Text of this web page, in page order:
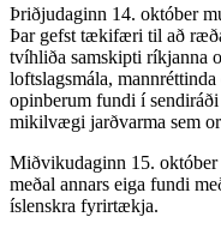
Þriðjudaginn 14. október
Þar gefst tækifæri til að
tvíhliða samskipti ríkjanna
loftslagsmála,
opinberum fundi í
mikilvægi jarðvarma sem orkugjafa og samstarf Íslands og Kína.​​​​‌
Miðvikudaginn 15. október
meðal annars eiga fundi
íslenskra fyrirtækja.​​​​‌ ‍ ​‍​‍‌‍ ‌ ​‍‌‍‍‌‌‍‌ ‌‍‍‌‌‍ ‍​‍​‍​ ‍‍​‍​‍‌ ​ ‌‍​‌‌‍ ‍‌‍‍‌‌ ‌​‌ ‍‌​‍ ‍‌‍‍‌‌‍ ​‍​‍​‍ ​​‍​‍‌‍‍​‌ ​‍‌‍‌‌‌‍‌‍​‍​‍​ ‍‍​‍​‍‌‍‍​‌ ‌​‌ ‌​‌ ​​‌ ​ ​‍ ​‍ ‌‍‌‍‌‍ ‌ ​‍‌ ​ ‌‍‌‌‌ ‌​‌‍‍‌​‍ ‌‌‍‍‌‌ ​ ‌‍ ​‌‍​‌‌‍ ‍‌‍‌​‌ ​ ​‍ ‍‌ ‌‍‌‍‌‌‌ ​‍‌‍​ ‌‍‌‌‌‍ ​​‍ ‍‌‍​‌‌ ​​‌ ​​​‍ ‌ ​ ‌ ‌​‌ ‌‌‌‍‌​‌‍‍‌‌‍ ​‍ ‌‍‍‌‌‍ ‍‌ ‌​‌‍‌‌‌‍ ‍‌ ‌​​‍ ‌‍‌‌‌‍‌​‌‍‍‌‌ ‌​​‍ ‌‍ ‌‌‍ ‌‍‌​‌‍‌‌​ ‌‌ ​​‌ ​‍‌‍‌‌‌ ​ ‌‍‌‌‌‍ ‍‌ ‌​‌‍​‌‌ ‌​‌‍‍‌‌‍ ‌‍ ‍​ ‍ ‌‍‍‌‌‍‌​​ ‌​ ‌​​ ​​‌‍‌ ‌​‌‍‌​‍‍‌​‍‌‌​‌​‌ ​ ‌‍​ ‌‍ ‍‌‍‌‍‌‌‍‌‌​‌‌‌​‌‍‌‌‌​‌​‍‍‌‌​‌‌‌‌‌‌​‍‌​ ‌ ‌​‌‌‌​​‌​ ‍ ‌ ‌​‌ ‍‌‌ ​​‌‍‌‌​ ‌‌‍ ‍‌‍‌‌‌ ‌ ‌ ​ ​ ‍ ‌ ​​‌‍​‌‌ ‌​‌‍‍​​ ‌‌ ​​‌‍​‌‌‍‌ ‌‍‌‌‌​​‍‌ ‌‌‌‍‍‌‌‍ ​‌‍‌​‌‍‌‌‌ ​‍​‍‌‌​ ‌‌‌​​‍‌‌ ‌‍‍ ‌‍‌‌‌ ‍‌​‍‌‌​ ​ ‌​‌​​‍‌‌​ ​ ‌​‌​​‍‌‌​ ​‍​ ​‍‌ ​‍‌‍‍‌‌‍​ ‌‍‍​‌ ‌​‌‍‌‌‌ ‍​‌ ‌​​‍ ‌‌ ‌​‌ ​‍‌‍‍‍​ ​ ‌‍‍ ‌‍ ‌‍‍​‌‍‌‌​ ‌‍​‍‌‌​ ​‍​ ​‍​‍‌‌​ ‌‌‌​‌​​‍ ‍‌‍​ ‌‍ ‌‍ ‍‌ ‌​‌‍‌‌‌‍ ‍‌ ‌​​‍‌‌​ ‌‌‌​​‍‌‌ ‌‍‍ ‌‍‌‌‌ ‍‌​‍‌‌​ ​ ‌​‌​​‍‌‌​ ​ ‌​‌​​‍‌‌​ ​‍​ ​‍‌‍‌‌​ ​‍‌‍‌‌‌‍‌‍​ ‌​​ ‌​‌‍​‍​ ​​‌‍‌​​ ‌ ​ ​ ​ ‌​​‍‌‌​ ​‍​ ​‍​‍‌‌​ ‌‌‌​‌​​‍ ‍‌‍​ ‌‍‍​‌‍‍‌‌‍ ​‌‍‌​‌ ​‍‌‍‌‌‌‍ ‍​‍‌‌​ ‌‌‌​​‍‌‌ ‌‍‍ ‌‍‌‌‌ ‍‌​‍‌‌​ ​ ‌​‌​​‍‌‌​ ​ ‌​‌​​‍‌‌​ ​‍​ ​‍​ ​‍​ ‍‌​ ‍‌​ ‌ ​ ​​​ ‌‍‌‍​ ‌‍​ ​ ​‍​ ‌‍‌‍​ ​ ‍‌​‍‌‌​ ​‍​ ​‍​‍‌‌​ ‌‌‌​‌​​‍ ‍‌ ‌​‌‍‌‌‌ ‍​‌ ‌​​ ‌‍​‍‌‍​‌‌ ​ ‌‍‌‌‌‌‌‌‌ ​‍‌‍ ​​ ‌‌‍‍​‌ ‌​‌ ‌​‌ ​​‌ ​ ​‍‌‌​ ​‍‌​‌‍​‍‌‌​ ​‍‌​‌‍‌‍‌‍‌‍ ‌ ​‍‌ ​ ‌‍‌‌‌ ‌​‌‍‍‌​‍ ‌‌‍‍‌‌ ​ ‌‍ ​‌‍​‌‌‍ ‍‌‍‌​‌ ​ ​‍ ‍‌ ‌‍‌‍‌‌‌ ​‍‌‍​ ‌‍‌‌‌‍ ​​‍ ‍‌‍​‌‌ ​​‌ ​​​‍‌‌​ ​‍‌​‌‍‌ ​ ‌ ‌​‌ ‌‌‌‍‌​‌‍‍‌‌‍ ​‍‌‍‌‍‍‌‌‍‌​​ ‌​ ‌​​ ​​‌‍‌ ‌​‌‍‌​‍‍‌​‍‌‌​‌​‌ ​ ‌‍​ ‌‍ ‍‌‍‌‍‌‌‍‌‌​‌‌‌​‌‍‌‌‌​‌​‍‍‌‌​‌‌‌‌‌‌​‍‌​ ‌ ‌​‌‌‌​​‌​‍‌‍‌ ‌​‌ ‍‌‌ ​​‌‍‌‌​ ‌‌‍ ‍‌‍‌‌‌ ‌ ‌ ​ ​‍‌‍‌ ​​‌‍​‌‌ ‌​‌‍‍​​ ‌‌ ​​‌‍​‌‌‍‌ ‌‍‌‌‌​​‍‌ ‌‌‌‍‍‌‌‍ ​‌‍‌​‌‍‌‌‌ ​‍​‍‌‌​ ‌‌‌​​‍‌‌ ‌‍‍ ‌‍‌‌‌ ‍‌​‍‌‌​ ​ ‌​‌​​‍‌‌​ ​ ‌​‌​​‍‌‌​ ​‍​ ​‍‌ ​‍‌‍‍‌‌‍​ ‌‍‍​‌ ‌​‌‍‌‌‌ ‍​‌ ‌​​‍ ‌‌ ‌​‌ ​‍‌‍‍‍​ ​ ‌‍‍ ‌‍ ‌‍‍​‌‍‌‌​ ‌‍​‍‌‌​ ​‍​ ​‍​‍‌‌​ ‌‌‌​‌​​‍ ‍‌‍​ ‌‍ ‌‍ ‍‌ ‌​‌‍‌‌‌‍ ‍‌ ‌​​‍‌‌​ ‌‌‌​​‍‌‌ ‌‍‍ ‌‍‌‌‌ ‍‌​‍‌‌​ ​ ‌​‌​​‍‌‌​ ​ ‌​‌​​‍‌‌​ ​‍​ ​‍‌‍‌‌​ ​‍‌‍‌‌‌‍‌‍​ ‌​​ ‌​‌‍​‍​ ​​‌‍‌​​ ‌ ​ ​ ​ ‌​​‍‌‌​ ​‍​ ​‍​‍‌‌​ ‌‌‌​‌​​‍ ‍‌‍​ ‌‍‍​‌‍‍‌‌‍ ​‌‍‌​‌ ​‍‌‍‌‌‌‍ ‍​‍‌‌​ ‌‌‌​​‍‌‌ ‌‍‍ ‌‍‌‌‌ ‍‌​‍‌‌​ ​ ‌​‌​​‍‌‌​ ​ ‌​‌​​‍‌‌​ ​‍​ ​‍​ ​‍​ ‍‌​ ‍‌​ ‌ ​ ​​​ ‌‍‌‍​ ‌‍​ ​ ​‍​ ‌‍‌‍​ ​ ‍‌​‍‌‌​ ​‍​ ​‍​‍‌‌​ ‌‌‌​‌​​‍ ‍‌ ‌​‌‍‌‌‌ ‍​‌ ‌​​‍‌‍‌ ​​‌‍‌‌‌ ​‍‌ ​ ‌ ​​‌‍‌‌‌‍​ ‌ ‌​‌‍‍‌‌ ‌‍‌‍‌‌​ ‌‌ ​​‌ ‌‌‌‍​‍‌‍ ​‌‍‍‌‌ ​ ‌‍‍​‌‍‌‌‌‍‌​​‍​‍‌ ‌